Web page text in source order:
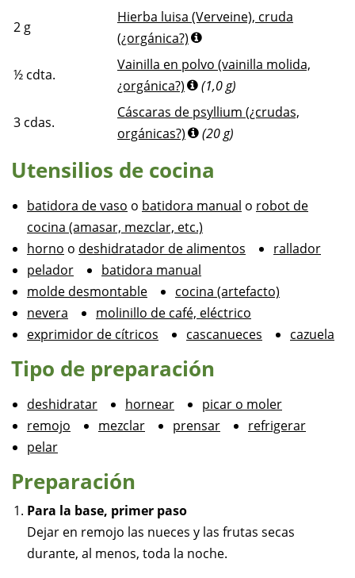
2 g
Hierba luisa (Verveine), cruda
(¿orgánica?)
½ cdta.
Vainilla en polvo (vainilla molida,
¿orgánica?)
(1,0 g)
3 cdas.
Cáscaras de psyllium (¿crudas,
orgánicas?)
(20 g)
Utensilios de cocina
batidora de vaso o batidora manual o robot de
cocina (amasar, mezclar, etc.)
horno o deshidratador de alimentos
rallador
pelador
batidora manual
molde desmontable
cocina (artefacto)
nevera
molinillo de café, eléctrico
exprimidor de cítricos
cascanueces cazuela
Tipo de preparación
deshidratar hornear
picar o moler
remojo
mezclar prensar
refrigerar
pelar
Preparación
Para la base, primer paso
Dejar en remojo las nueces y las frutas secas
durante, al menos, toda la noche.